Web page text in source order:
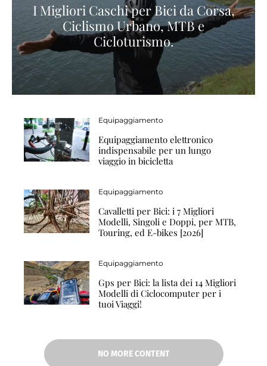
I Migliori Caschi per Bici da Corsa,
Ciclismo Urbano, MTB e
Cicloturismo.
Equipaggiamento
Equipaggiamento elettronico
indispensabile per un lungo
viaggio in bicicletta
Equipaggiamento
Cavalletti per Bici: i 7 Migliori
Modelli, Singoli e Doppi, per MTB,
Touring, ed E-bikes [2026]
Equipaggiamento
Gps per Bici: la lista dei 14 Migliori
Modelli di Ciclocomputer per i
tuoi Viaggi!
NO MORE CONTENT